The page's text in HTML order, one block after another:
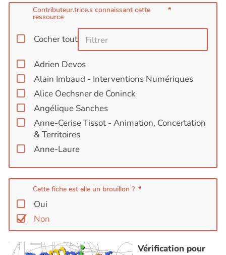
Contributeur.trice.s connaissant cette
ressource
Cocher tout
Adrien Devos
Alain Imbaud - Interventions Numériques
Alice Oechsner de Coninck
Angélique Sanches
Anne-Cerise Tissot - Animation, Concertation
& Territoires
Anne-Laure
Aurelia Boisante : Enjeux Formations & ABCF
Formations
Balmes Malvina
Caroline Pruvost
Cavellat Pierre-Yves / Héliocat
Christine Denié-Hervy
Cette fiche est elle un brouillon ?
Oui
Non
Vérification pour